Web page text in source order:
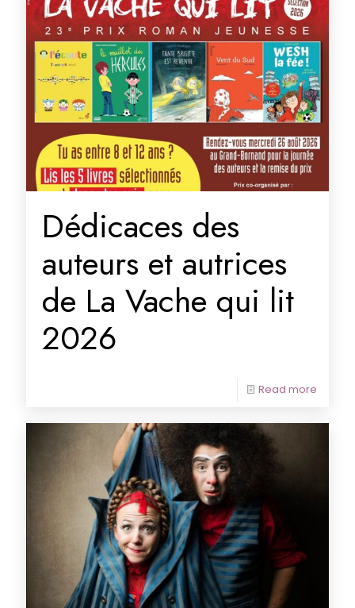
Dédicaces des
auteurs et autrices
de La Vache qui lit
2026
Read more